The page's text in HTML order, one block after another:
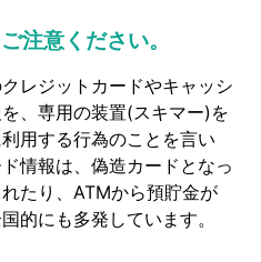
注意ください。
レジットカードやキャッシ
、専用の装置(スキマー)を
用する行為のことを言い
情報は、偽造カードとなっ
たり、ATMから預貯金が
的にも多発しています。